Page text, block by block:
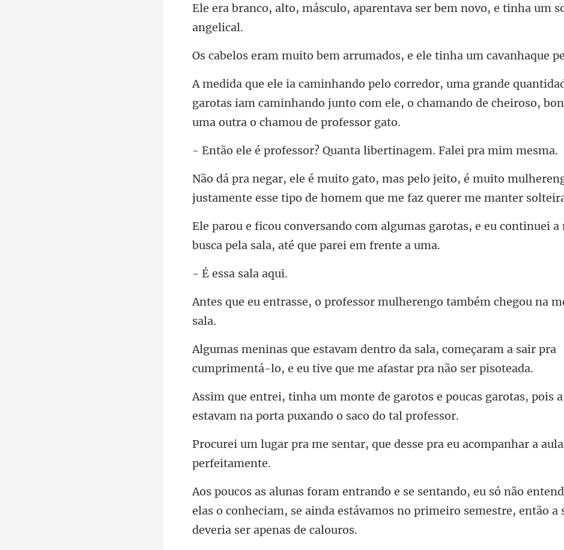
lo, aparentava ser bem novo,
em arrumados, e ele tinh
garotas iam caminhando junto com ele, o chamando
or? Quanta libertinage
ito, é muito
justamente esse tip
as garotas, e eu continuei
busca
ssa sa
professor mulherengo tam
, começaram a sair pra
cumprimentá-lo, e eu
os e poucas garotas, pois
estavam
ntar, que desse pra eu acomp
ão
elas o conheciam, se ainda estávamos no pr